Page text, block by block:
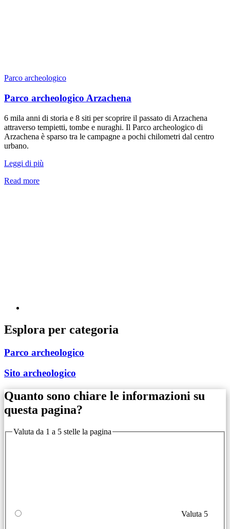
Parco archeologico
Parco archeologico Arzachena
6 mila anni di storia e 8 siti per scoprire il passato di Arzachena
attraverso tempietti, tombe e nuraghi. Il Parco archeologico di
Arzachena è sparso tra le campagne a pochi chilometri dal centro
urbano.
Leggi di più
Read more
Esplora per categoria
Parco archeologico
Sito archeologico
Quanto sono chiare le informazioni su
questa pagina?
Valuta da 1 a 5 stelle la pagina
Valuta 5